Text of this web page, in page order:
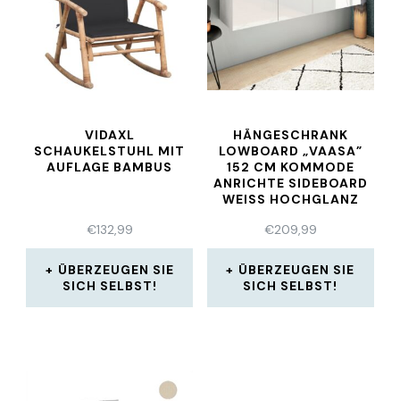
VIDAXL
SCHAUKELSTUHL MIT
AUFLAGE BAMBUS
€132,99
ÜBERZEUGEN SIE
SICH SELBST!
HÄNGESCHRANK
LOWBOARD „VAASA”
152 CM KOMMODE
ANRICHTE SIDEBOARD
WEISS HOCHGLANZ
€209,99
ÜBERZEUGEN SIE
SICH SELBST!